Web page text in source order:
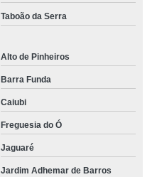
Taboão da Serra
Alto de Pinheiros
Barra Funda
Caiubi
Freguesia do Ó
Jaguaré
Jardim Adhemar de Barros